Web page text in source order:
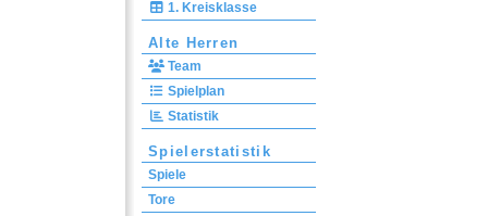
1. Kreisklasse
Alte Herren
Team
Spielplan
Statistik
Spielerstatistik
Spiele
Tore